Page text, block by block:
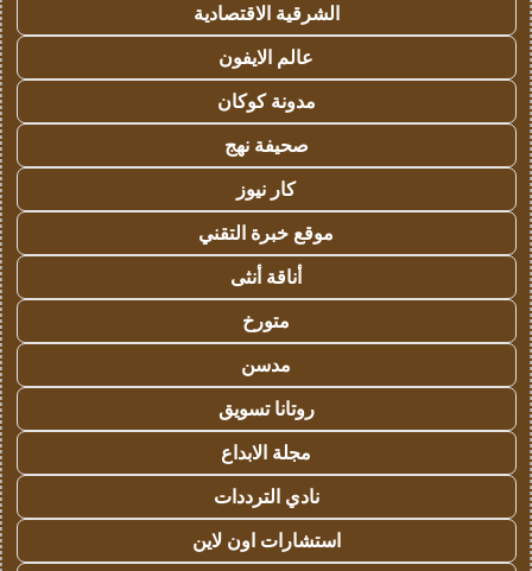
الشرقية الاقتصادية
عالم الايفون
مدونة كوكان
صحيفة نهج
كار نيوز
موقع خبرة التقني
أناقة أنثى
متورخ
مدسن
روتانا تسويق
مجلة الابداع
نادي الترددات
استشارات اون لاين